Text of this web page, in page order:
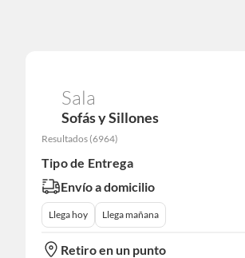
Sala
Sofás y Sillones
Resultados (6964)
Tipo de Entrega
Envío a domicilio
Llega hoy Llega mañana
Retiro en un punto